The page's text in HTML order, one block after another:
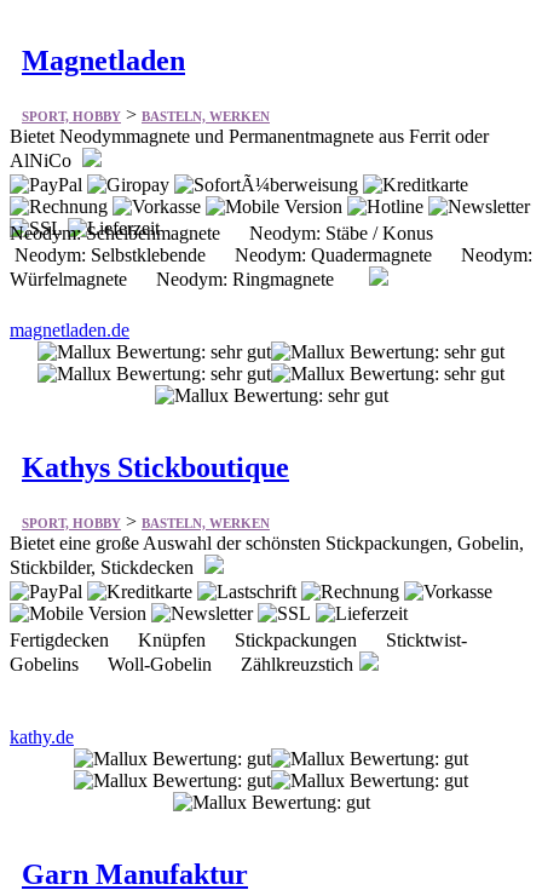
Magnetladen
SPORT, HOBBY > BASTELN, WERKEN
Bietet Neodymmagnete und Permanentmagnete aus Ferrit oder
AlNiCo
Neodym: Scheibenmagnete Neodym: Stäbe / Konus
Neodym: Selbstklebende Neodym: Quadermagnete Neodym:
Würfelmagnete Neodym: Ringmagnete
magnetladen.de
Kathys Stickboutique
SPORT, HOBBY > BASTELN, WERKEN
Bietet eine große Auswahl der schönsten Stickpackungen, Gobelin,
Stickbilder, Stickdecken
Fertigdecken Knüpfen Stickpackungen Sticktwist-
Gobelins Woll-Gobelin Zählkreuzstich
kathy.de
Garn Manufaktur